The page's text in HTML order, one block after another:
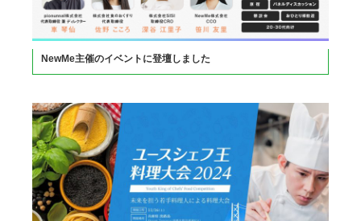
NewMe主催のイベントに登壇しました